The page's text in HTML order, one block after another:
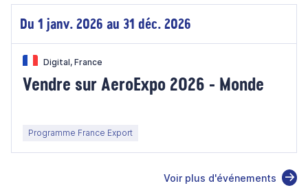
Du 1 janv. 2026 au 31 déc. 2026
Digital, France
Vendre sur AeroExpo 2026 - Monde
Programme France Export
Voir plus d'événements